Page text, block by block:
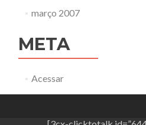
março 2007
META
Acessar